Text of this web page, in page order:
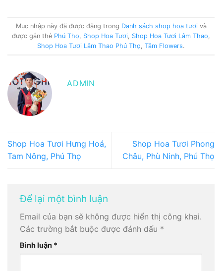
Mục nhập này đã được đăng trong Danh sách shop hoa tươivà
được gắn thẻ Phú Thọ Shop Hoa Tươi Shop Hoa Tươi Lâm Thao
Shop Hoa Tươi Lâm Thao Phú Thọ Tâm Flowers.
ADMIN
Shop Hoa Tươi Hưng Hoá,
Tam Nông, Phú Thọ
Shop Hoa Tươi Phong
Châu, Phù Ninh, Phú Thọ
Để lại một bình luận
Email của bạn sẽ không được hiển thị công khai.
Các trường bắt buộc được đánh dấu *
Bình luận *